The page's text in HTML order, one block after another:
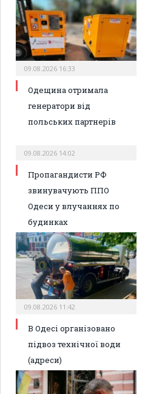
09.08.2026 16:33
Одещина отримала
генератори від
польських партнерів
09.08.2026 14:02
Пропагандисти РФ
звинувачують ППО
Одеси у влучаннях по
будинках
09.08.2026 11:42
В Одесі організовано
підвоз технічної води
(адреси)